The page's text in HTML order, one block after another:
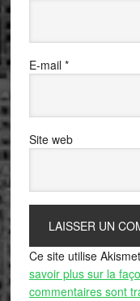
E-mail *
Site web
Ce site utilise
savoir plus sur la
commentaires sont